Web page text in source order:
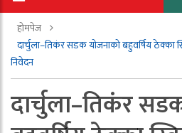
होमपेज
दार्चुला–तिकंर सडक योजनाको बहुवर्षिय ठेक्का
निवेदन
दार्चुला–तिकंर